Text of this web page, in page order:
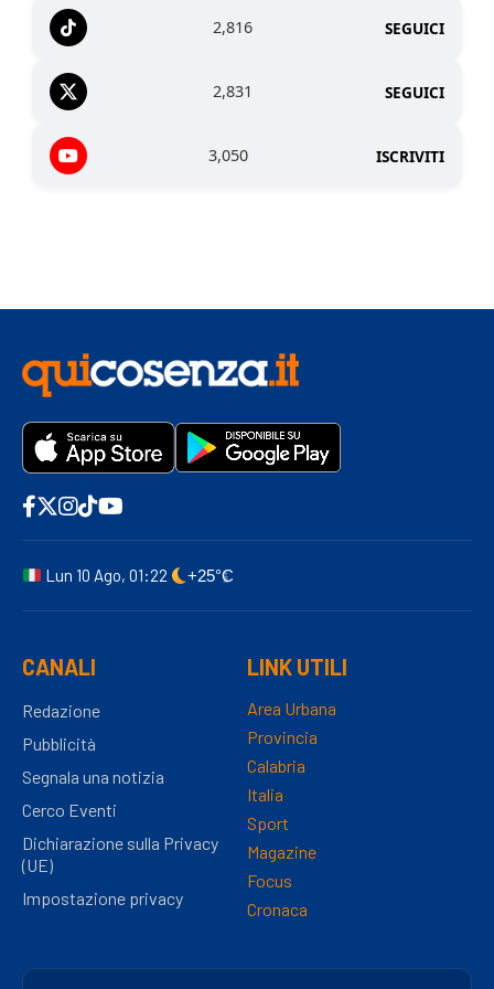
2,816 SEGUICI
2,831 SEGUICI
3,050 ISCRIVITI
Lun 10 Ago, 01:22 +25°C
CANALI
Redazione
Pubblicità
Segnala una notizia
Cerco Eventi
Dichiarazione sulla Privacy
(UE)
Impostazione privacy
LINK UTILI
Area Urbana
Provincia
Calabria
Italia
Sport
Magazine
Focus
Cronaca